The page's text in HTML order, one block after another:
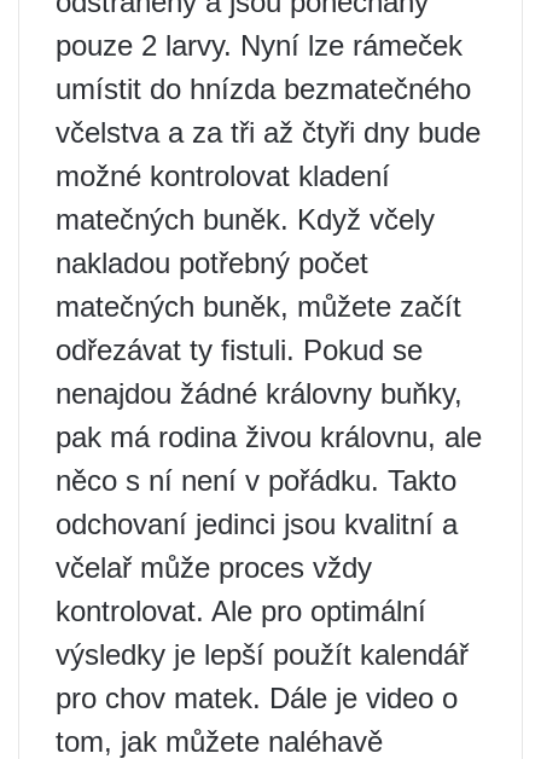
pouze 2 larvy. Nyní lze rámeček
umístit do hnízda bezmatečného
včelstva a za tři až čtyři dny bude
možné kontrolovat kladení
matečných buněk. Když včely
nakladou potřebný počet
matečných buněk, můžete začít
odřezávat ty fistuli. Pokud se
nenajdou žádné královny buňky,
pak má rodina živou královnu, ale
něco s ní není v pořádku. Takto
odchovaní jedinci jsou kvalitní a
včelař může proces vždy
kontrolovat. Ale pro optimální
výsledky je lepší použít kalendář
pro chov matek. Dále je video o
tom, jak můžete naléhavě